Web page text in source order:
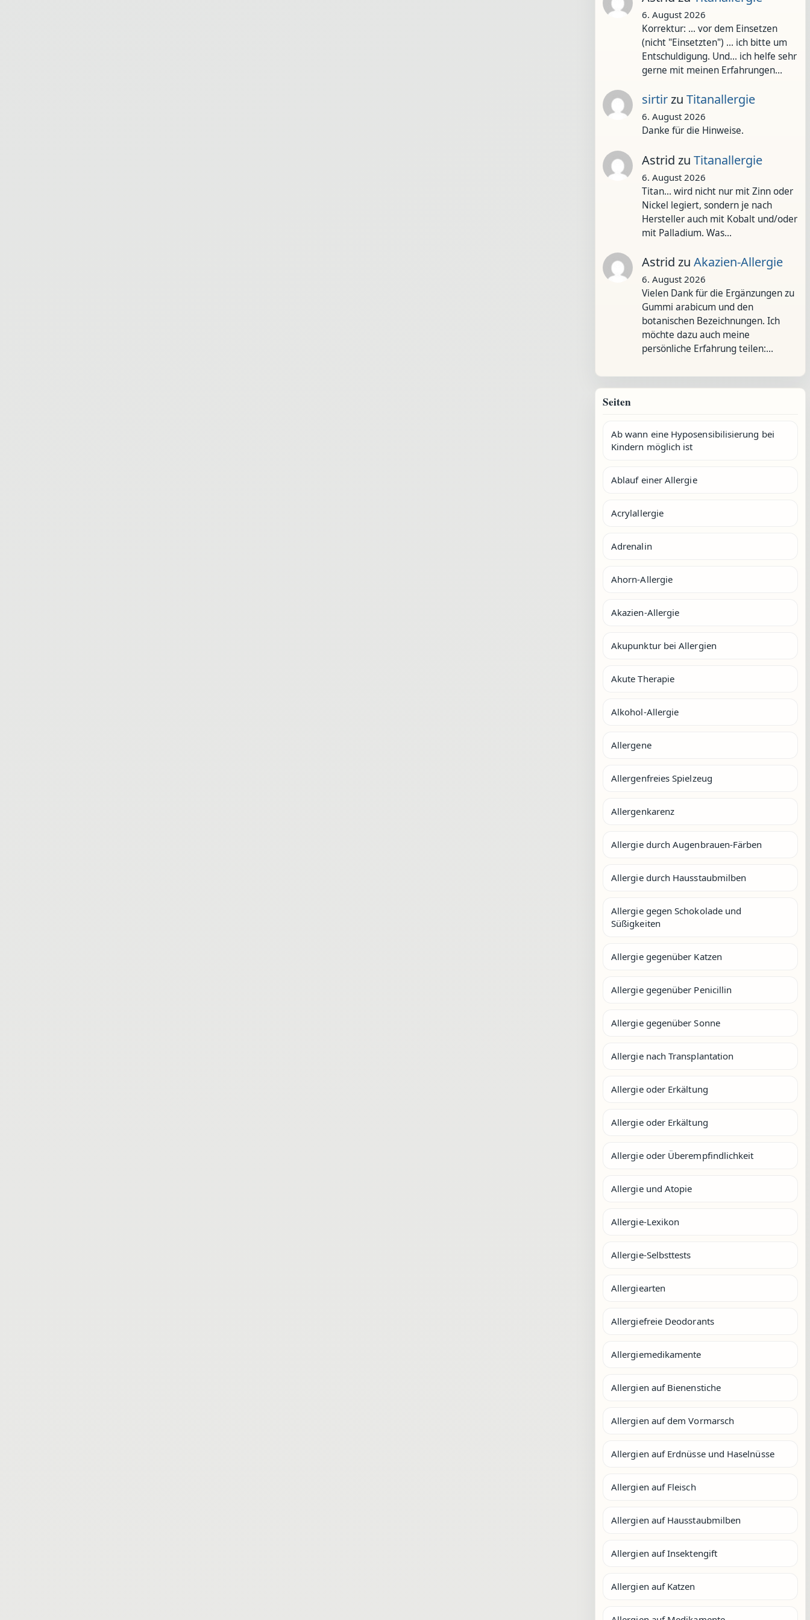
6. August 2026
Korrektur: ... vor dem Einsetzen
(nicht "Einsetzten") ... ich bitte um
Entschuldigung. Und... ich helfe sehr
gerne mit meinen Erfahrungen…
sirtirzu Titanallergie
6. August 2026
Danke für die Hinweise.
Astrid zu Titanallergie
6. August 2026
Titan... wird nicht nur mit Zinn oder
Nickel legiert, sondern je nach
Hersteller auch mit Kobalt und/oder
mit Palladium. Was…
Astrid zu Akazien-Allergie
6. August 2026
Vielen Dank für die Ergänzungen zu
Gummi arabicum und den
botanischen Bezeichnungen. Ich
möchte dazu auch meine
persönliche Erfahrung teilen:…
Seiten
Ab wann eine Hyposensibilisierung bei
Kindern möglich ist
Ablauf einer Allergie
Acrylallergie
Adrenalin
Ahorn-Allergie
Akazien-Allergie
Akupunktur bei Allergien
Akute Therapie
Alkohol-Allergie
Allergene
Allergenfreies Spielzeug
Allergenkarenz
Allergie durch Augenbrauen-Färben
Allergie durch Hausstaubmilben
Allergie gegen Schokolade und
Süßigkeiten
Allergie gegenüber Katzen
Allergie gegenüber Penicillin
Allergie gegenüber Sonne
Allergie nach Transplantation
Allergie oder Erkältung
Allergie oder Erkältung
Allergie oder Überempfindlichkeit
Allergie und Atopie
Allergie-Lexikon
Allergie-Selbsttests
Allergiearten
Allergiefreie Deodorants
Allergiemedikamente
Allergien auf Bienenstiche
Allergien auf dem Vormarsch
Allergien auf Erdnüsse und Haselnüsse
Allergien auf Fleisch
Allergien auf Hausstaubmilben
Allergien auf Insektengift
Allergien auf Katzen